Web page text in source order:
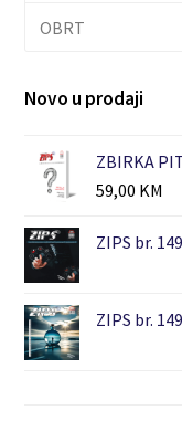
OBRT
Novo u prodaji
ZBIRKA
59,00 KM
ZIPS br.
ZIPS br.